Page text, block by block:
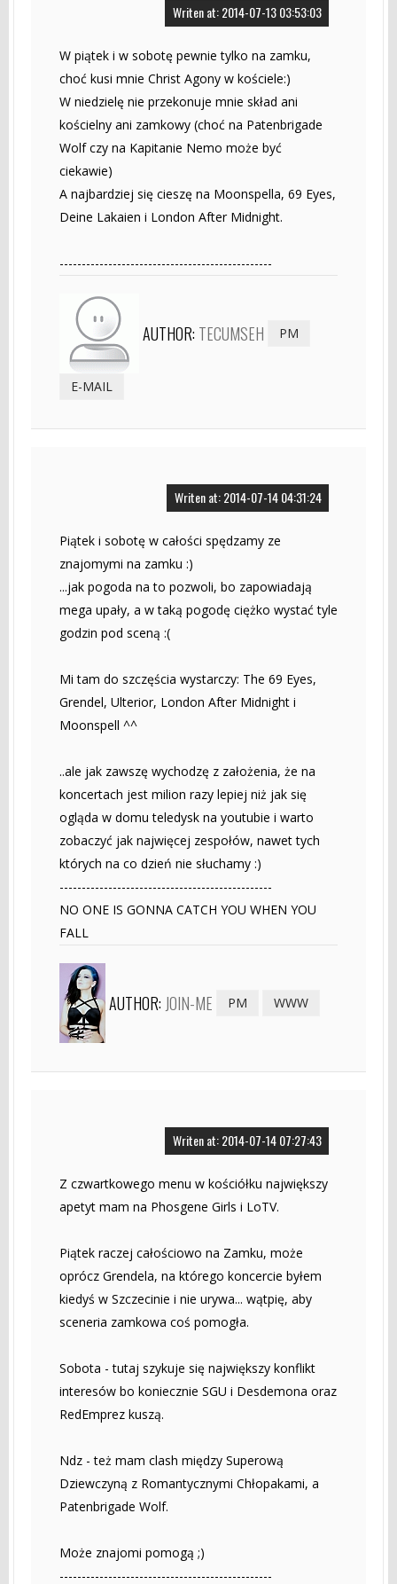
Writen at: 2014-07-13 03:53:03
W piątek i w sobotę pewnie tylko na zamku,
choć kusi mnie Christ Agony w kościele:)
W niedzielę nie przekonuje mnie skład ani
kościelny ani zamkowy (choć na Patenbrigade
Wolf czy na Kapitanie Nemo może być
ciekawie)
A najbardziej się cieszę na Moonspella, 69 Eyes,
Deine Lakaien i London After Midnight.
------------------------------------------------
AUTHOR: TECUMSEH PM
E-MAIL
Writen at: 2014-07-14 04:31:24
Piątek i sobotę w całości spędzamy ze
znajomymi na zamku :)
...jak pogoda na to pozwoli, bo zapowiadają
mega upały, a w taką pogodę ciężko wystać tyle
godzin pod sceną :(
Mi tam do szczęścia wystarczy: The 69 Eyes,
Grendel, Ulterior, London After Midnight i
Moonspell ^^
..ale jak zawszę wychodzę z założenia, że na
koncertach jest milion razy lepiej niż jak się
ogląda w domu teledysk na youtubie i warto
zobaczyć jak najwięcej zespołów, nawet tych
których na co dzień nie słuchamy :)
------------------------------------------------
NO ONE IS GONNA CATCH YOU WHEN YOU
FALL
AUTHOR: JOIN-ME PM WWW
Writen at: 2014-07-14 07:27:43
Z czwartkowego menu w kościółku największy
apetyt mam na Phosgene Girls i LoTV.
Piątek raczej całościowo na Zamku, może
oprócz Grendela, na którego koncercie byłem
kiedyś w Szczecinie i nie urywa... wątpię, aby
sceneria zamkowa coś pomogła.
Sobota - tutaj szykuje się największy konflikt
interesów bo koniecznie SGU i Desdemona oraz
RedEmprez kuszą.
Ndz - też mam clash między Superową
Dziewczyną z Romantycznymi Chłopakami, a
Patenbrigade Wolf.
Może znajomi pomogą ;)
------------------------------------------------